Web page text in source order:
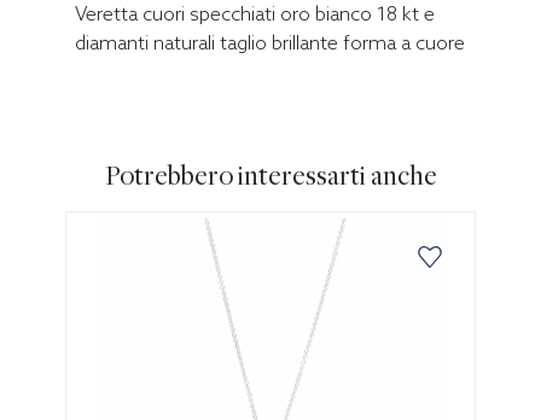
Veretta cuori specchiati oro bianco 18 kt e
diamanti naturali taglio brillante forma a cuore
Potrebbero interessarti anche